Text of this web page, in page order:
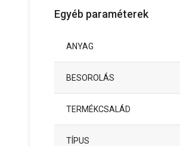
Egyéb paraméterek
ANYAG
BESOROLÁS
TERMÉKCSALÁD
TÍPUS